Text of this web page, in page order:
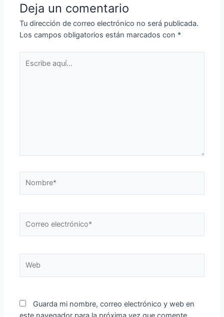
Deja un comentario
Tu dirección de correo electrónico no será publicada.
Los campos obligatorios están marcados con *
aquí...
electrónico*
Guarda mi nombre, correo electrónico y web en